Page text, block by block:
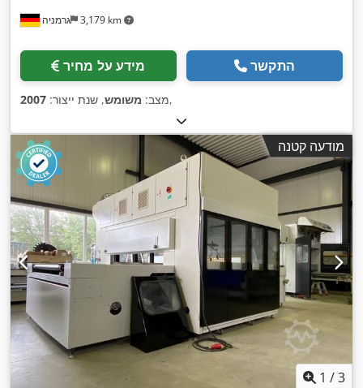
גרמניה 3,179 km
מידע על מחיר התקשר
מצב: משומש, שנת ייצור: 2007 ,
מודעה קטנה
1 /3